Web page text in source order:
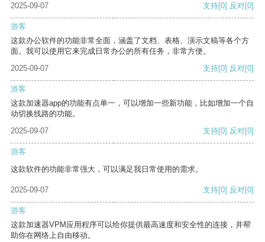
2025-09-07 支持[0] 反对[0]
游客
这款办公软件的功能非常全面，涵盖了文档、表格、演示文稿等各个方
面。我可以使用它来完成日常办公的所有任务，非常方便。
2025-09-07
支持[0] 反对[0]
游客
这款加速器app的功能有点单一，可以增加一些新功能，比如增加一个自
动切换线路的功能。
2025-09-07
支持[0] 反对[0]
游客
这款软件的功能非常强大，可以满足我日常使用的需求。
2025-09-07 支持[0] 反对[0]
游客
这款加速器VPM应用程序可以给你提供最高速度和安全性的连接，并帮
助你在网络上自由移动。